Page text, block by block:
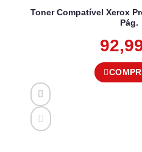
Toner Compatível Xerox
Pág.